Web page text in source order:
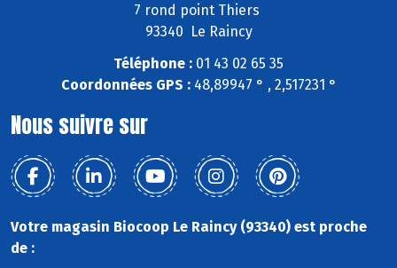
7 rond point Thiers
93340 Le Raincy
Téléphone : 01 43 02 65 35
Coordonnées GPS :48,89947 ° , 2,517231 °
Nous suivre sur
Votre magasin Biocoop Le Raincy (93340) est proche
de :